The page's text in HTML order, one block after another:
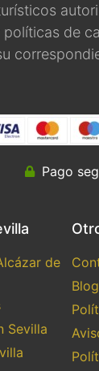
de
Pago
de
Sevilla
Blog